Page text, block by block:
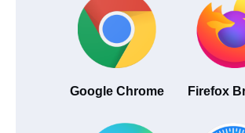
Google Chrome Firefox